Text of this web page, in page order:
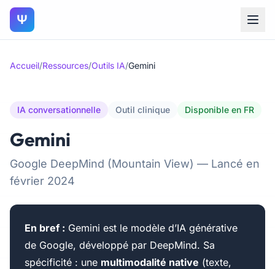
Ψ
Accueil/Ressources/Outils IA/Gemini
IA conversationnelle Outil clinique Disponible en FR
Gemini
Google DeepMind (Mountain View) — Lancé en
février 2024
En bref : Gemini est le modèle d’IA générative
de Google, développé par DeepMind. Sa
spécificité : une multimodalité native (texte,